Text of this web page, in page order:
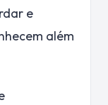
e
além